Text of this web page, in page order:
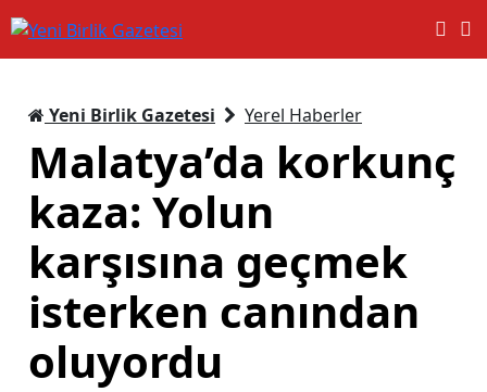
Yeni Birlik Gazetesi Yerel Haberler
Malatya’da korkunç
kaza: Yolun
karşısına geçmek
isterken canından
oluyordu